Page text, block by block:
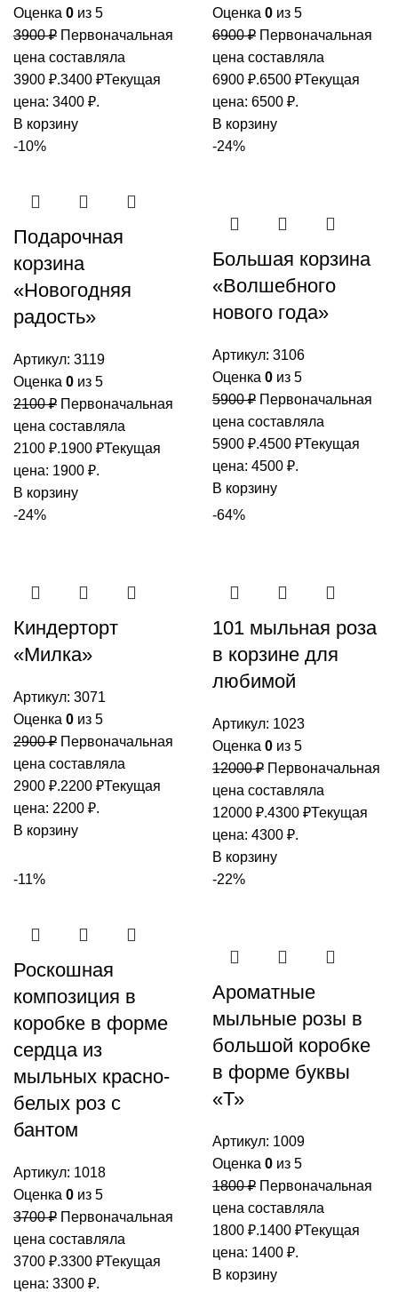
Оценка 0 из 5
3900₽ Первоначальная
цена составляла
3900 ₽.3400 ₽Текущая
цена: 3400 ₽.
В корзину
Оценка 0 из 5
6900₽ Первоначальная
цена составляла
6900 ₽.6500 ₽Текущая
цена: 6500 ₽.
В корзину
-10%
Подарочная
корзина
«Новогодняя
радость»
Артикул: 3119
Оценка 0 из 5
2100₽ Первоначальная
цена составляла
2100 ₽.1900 ₽Текущая
цена: 1900 ₽.
В корзину
-24%
Большая корзина
«Волшебного
нового года»
Артикул: 3106
Оценка 0 из 5
5900₽ Первоначальная
цена составляла
5900 ₽.4500 ₽Текущая
цена: 4500 ₽.
В корзину
-24%
Киндерторт
«Милка»
Артикул: 3071
Оценка 0 из 5
2900₽ Первоначальная
цена составляла
2900 ₽.2200 ₽Текущая
цена: 2200 ₽.
В корзину
-64%
101 мыльная роза
в корзине для
любимой
Артикул: 1023
Оценка 0 из 5
12000₽ Первоначальная
цена составляла
12000 ₽.4300 ₽Текущая
цена: 4300 ₽.
В корзину
-11%
Роскошная
композиция в
коробке в форме
сердца из
мыльных красно-
белых роз с
бантом
Артикул: 1018
Оценка 0 из 5
3700₽ Первоначальная
цена составляла
3700 ₽.3300 ₽Текущая
цена: 3300 ₽.
-22%
Ароматные
мыльные розы в
большой коробке
в форме буквы
«Т»
Артикул: 1009
Оценка 0 из 5
1800₽ Первоначальная
цена составляла
1800 ₽.1400 ₽Текущая
цена: 1400 ₽.
В корзину